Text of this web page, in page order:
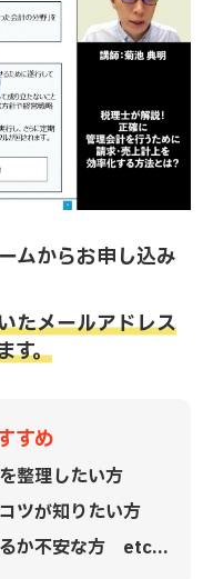
ムからお申し込み
たメールアドレス
す。
すめ
整理したい方
ツが知りたい方
か不安な方etc...